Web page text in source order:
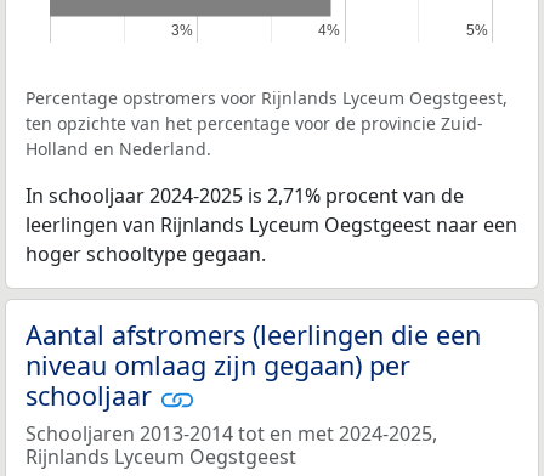
3%
3% 4%
4% 5%
5%
Percentage opstromers voor Rijnlands Lyceum Oegstgeest,
ten opzichte van het percentage voor de provincie Zuid-
Holland en Nederland.
In schooljaar 2024-2025 is 2,71% procent van de
leerlingen van Rijnlands Lyceum Oegstgeest naar een
hoger schooltype gegaan.
Aantal afstromers (leerlingen die een
niveau omlaag zijn gegaan) per
schooljaar
Schooljaren 2013-2014 tot en met 2024-2025,
Rijnlands Lyceum Oegstgeest